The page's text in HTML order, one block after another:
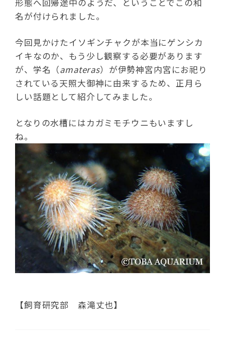
名が付けられました。
今回見かけたイソギンチャクが本当にゲンシカ
イキなのか、もう少し観察する必要があります
が、学名（amateras）が伊勢神宮内宮にお祀り
されている天照大御神に由来するため、正月ら
しい話題として紹介してみました。
となりの水槽にはカガミモチウニもいますし
ね。
【飼育研究部 森滝丈也】